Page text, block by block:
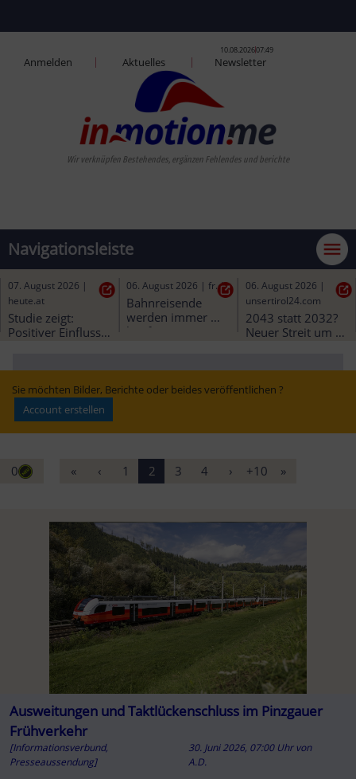
10.08.202607:49
Anmelden Aktuelles Newsletter
Wir verknüpfen Besteh
Navigationsleiste
07. August 2026 |
salzburg-verkehr.at
Linie 1 | Linie 28 -
Haltausfall
07. August 2026 |
heute.at
Studie zeigt:
Positiver Einfluss
NÖ | Heute.at
06. August 2026 | fr.de
Bahnreisende
werden immer
häufiger
Klasse-Regelung
auf
Sie möchten Bilder, Berichte oder beides veröffentlichen ?
Account erstellen
0 « ‹ 1 2 3 4 › +10 »
Ausweitungen und Taktlückenschluss im Pinzgauer
Frühverkehr
[Informationsverbund,
Presseaussendung]
30. Juni 2026, 07:00 Uhr von
A.D.